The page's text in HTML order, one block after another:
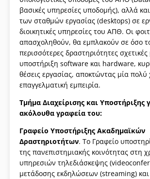
βασικές υπηρεσίες υποδομής), αλλά
των σταθμών εργασίας (desktops) σε
διοικητικές υπηρεσίες του ΑΠΘ. Οι
απασχοληθούν, θα εμπλακούν σε όσο
περισσότερες δραστηριότητες
υποστήριξη software και hardware,
θέσεις εργασίας, αποκτώντας μία πολύ
επαγγελματική εμπειρία.
Τμήμα Διαχείρισης και Υποστήριξης
ακόλουθα γραφεία του:
Γραφείο Υποστήριξης Ακαδημαϊκών
Δραστηριοτήτων. Το Γραφείο
της πανεπιστημιακής κοινότητας στη
υπηρεσιών τηλεδιάσκεψης
μετάδοσης εκδηλώσεων (streaming) και